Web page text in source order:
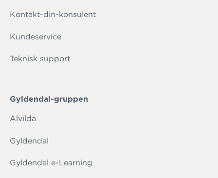
Kontakt-din-konsulent
Kundeservice
Teknisk support
Gyldendal-gruppen
Alvilda
Gyldendal
Gyldendal e-Learning